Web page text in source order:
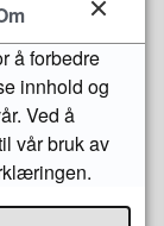
å forbedre
innhold og
Ved å
vår bruk av